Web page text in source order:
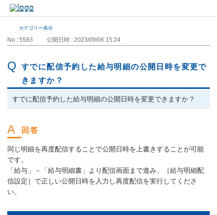
カテゴリー表示
No : 5583 公開日時 : 2023/09/06 15:24
すでに配信予約した給与明細の公開日時を変更で
きますか？
すでに配信予約した給与明細の公開日時を変更できますか？
同じ明細を再度配信することで公開日時を上書きすることが可能
です。
「給与」－「給与明細書」より配信画面まで進み、［給与明細配
信設定］で正しい公開日時を入力し再度配信を実行してくださ
い。